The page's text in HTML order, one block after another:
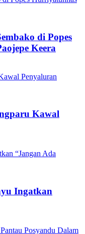
di Popes
Keera
Kawal
Ingatkan